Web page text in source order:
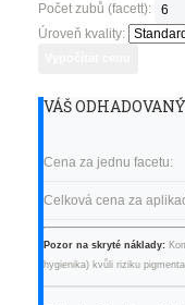
Počet zubů (facett):
Úroveň kvality:
VÁŠ
Cena za jednu facetu:
Celková cena za
Pozor na skryté náklady:
hygienika) kvůli riziku